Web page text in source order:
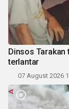
Dinsos Tarakan
terlantar
07 August 2026